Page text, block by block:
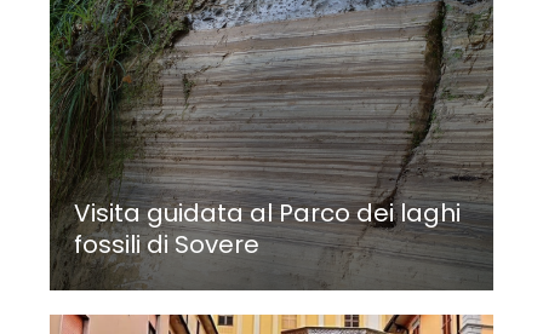
Visita guidata al Parco dei laghi
fossili di Sovere